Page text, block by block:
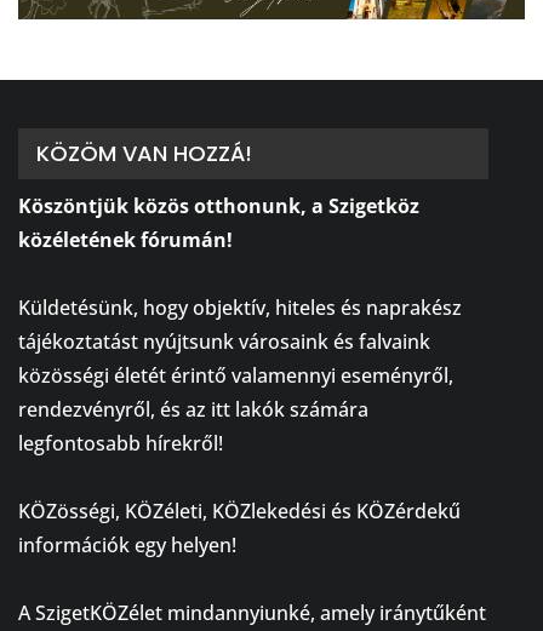
KÖZÖM VAN HOZZÁ!
Köszöntjük közös otthonunk, a Szigetköz
közéletének fórumán!
Küldetésünk, hogy objektív, hiteles és naprakész
tájékoztatást nyújtsunk városaink és falvaink
közösségi életét érintő valamennyi eseményről,
rendezvényről, és az itt lakók számára
legfontosabb hírekről!
KÖZösségi, KÖZéleti, KÖZlekedési és KÖZérdekű
információk egy helyen!
A SzigetKÖZélet mindannyiunké, amely iránytűként